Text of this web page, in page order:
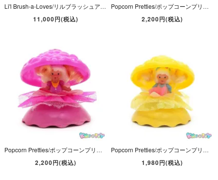
Li'l Brush-a-Loves/リルブラッシュアラブズ・Pretty Petal/プリティペタル・Plush/ぬいぐるみ・US Release・高さ約11cm・1987年・AmToy
11,000円(税込)
Popcorn Pretties/ポップコーンプリティーズ・Miss Candy Apple/ミスキャンディアップル・Doll/ドール・高さ約6.5cm・Mattel・1991年
2,200円(税込)
Popcorn Pretties/ポップコーンプリティーズ・Sherry Cherry/シェリーチェリー・Doll/ドール・高さ約6.5cm・Mattel・1991年
2,200円(税込)
Popcorn Pretties/ポップコーンプリティーズ・Lily Lemon/リリーレモン・Doll/ドール・高さ約6.5cm・Mattel・1991年
1,980円(税込)